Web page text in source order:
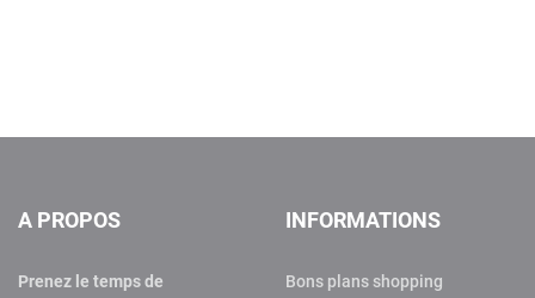
A PROPOS
Prenez le temps de
INFORMATIONS
Bons plans shopping